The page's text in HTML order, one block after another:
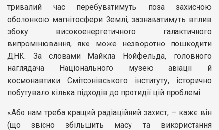
тривалий час перебуватимуть поза захисною
оболонкою магнітосфери Землі, зазнаватимуть вплив
збоку високоенергетичного галактичного
випромінювання, яке може незворотно пошкодити
ДНК. За словами Майкла Нойфельда, головного
наглядача Національного музею авіації й
космонавтики Смітсонівського інституту, історично
побутувало кілька підходів до протидії цій проблемі.
«Або нам треба кращий радіаційний захист, – каже він
(що звісно збільшить масу та використання